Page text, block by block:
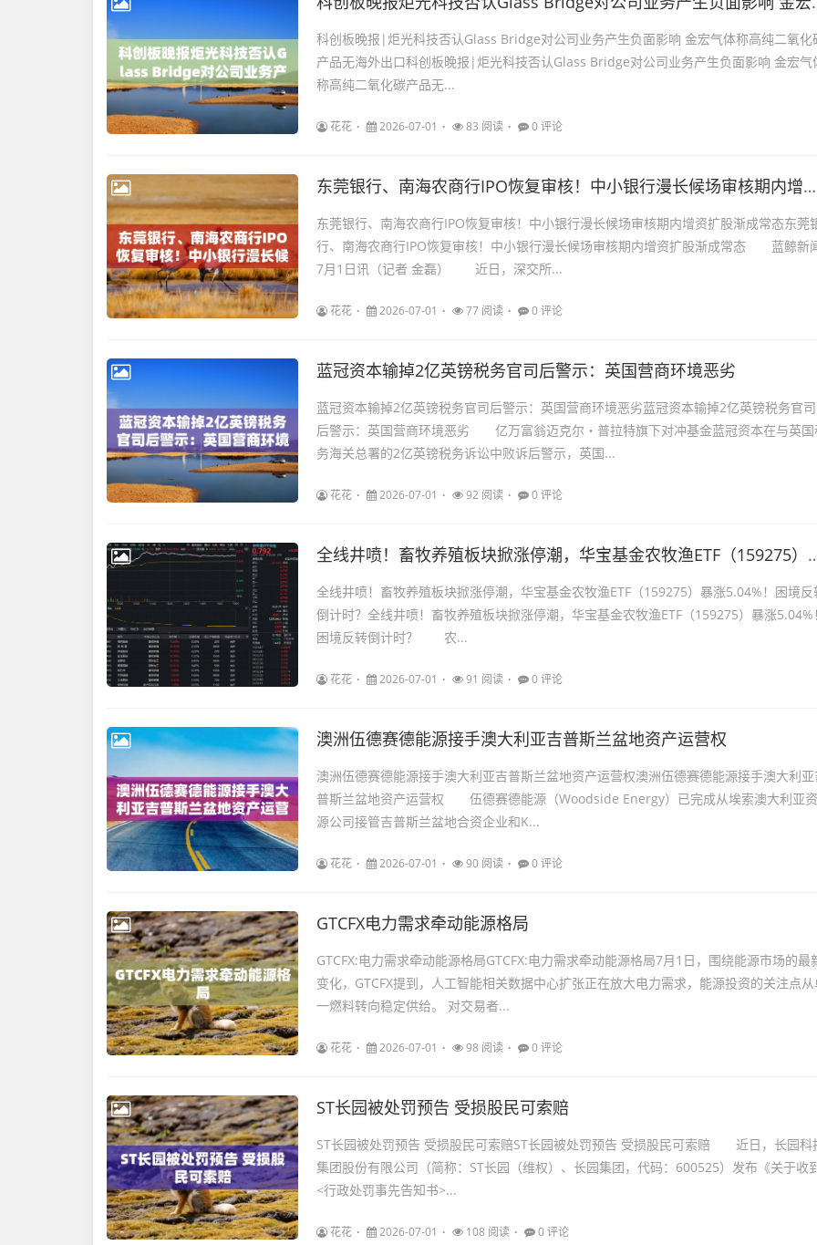
科创板晚报|炬光科技否认Glass Bridge对公司业务产生负面影响 金宏气体称高纯二氧化
产品无海外出口科创板晚报|炬光科技否认Glass Bridge对公司业务产生负面影响 金宏气
称高纯二氧化碳产品无...
花花 2026-07-01 83 阅读 0 评论
东莞银行、南海农商行IPO恢复审核！中小银行漫长候场审核期内增资扩股渐成常态
东莞银行、南海农商行IPO恢复审核！中小银行漫长候场审核期内增资扩股渐成常态东莞
行、南海农商行IPO恢复审核！中小银行漫长候场审核期内增资扩股渐成常态 蓝鲸新
7月1日讯（记者 金磊） 近日，深交所...
花花 2026-07-01 77 阅读 0 评论
蓝冠资本输掉2亿英镑税务官司后警示：英国营商环境恶劣
蓝冠资本输掉2亿英镑税务官司后警示：英国营商环境恶劣蓝冠资本输掉2亿英镑税务官司
后警示：英国营商环境恶劣 亿万富翁迈克尔・普拉特旗下对冲基金蓝冠资本在与英国
务海关总署的2亿英镑税务诉讼中败诉后警示，英国...
花花 2026-07-01 92 阅读 0 评论
全线井喷！畜牧养殖板块掀涨停潮，华宝
全线井喷！畜牧养殖板块掀涨停潮，华宝基金农牧渔ETF（159275）暴涨5.04%！困境反
倒计时？全线井喷！畜牧养殖板块掀涨停潮，华宝基金农牧渔ETF（159275）暴涨5.04%！
困境反转倒计时？ 农...
花花 2026-07-01 91 阅读 0 评论
澳洲伍德赛德能源接手澳大利亚吉普斯兰盆地资产运营权
澳洲伍德赛德能源接手澳大利亚吉普斯兰盆地资产运营权澳洲伍德赛德能源接手澳大利亚
普斯兰盆地资产运营权 伍德赛德能源（Woodside Energy）已完成从埃索澳大利亚资
源公司接管吉普斯兰盆地合资企业和K...
花花 2026-07-01 90 阅读 0 评论
GTCFX电力需求牵动能源格局
GTCFX:电力需求牵动能源格局GTCFX:电力需求牵动能源格局7月1日，围绕能源市场的最
变化，GTCFX提到，人工智能相关数据中心扩张正在放大电力需求，能源投资的关注点
一燃料转向稳定供给。 对交易者...
花花 2026-07-01 98 阅读 0 评论
ST长园被处罚预告 受损股民可索赔
ST长园被处罚预告 受损股民可索赔ST长园被处罚预告 受损股民可索赔 近日，长园科
集团股份有限公司（简称：ST长园（维权）、长园集团，代码：600525）发布《关于收
<行政处罚事先告知书>...
花花 2026-07-01 108 阅读 0 评论